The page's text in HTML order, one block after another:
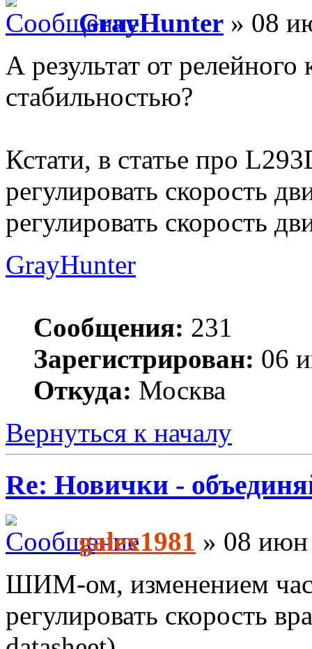
GrayHunter » 08
А результат от
стабильностью?
Кстати, в статье про
регулировать скорость
регулировать скорость
GrayHunter
Сообщения: 231
Зарегистрирован: 06
Откуда: Москва
Вернуться к началу
Re: Новички -
galex1981 » 08 июн
ШИМ-ом, изменением
регулировать скорость